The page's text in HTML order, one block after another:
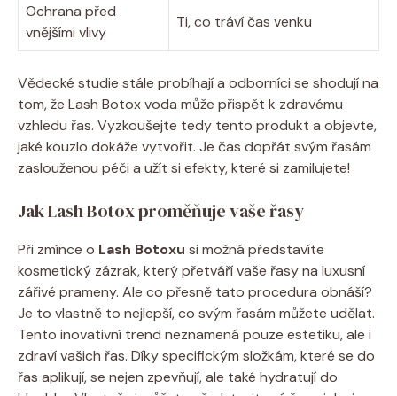
Ochrana před
vnějšími vlivy
Ti, co tráví čas venku
Vědecké studie stále probíhají a odborníci se shodují na
tom, že Lash Botox voda může přispět k zdravému
vzhledu řas. Vyzkoušejte tedy tento produkt a objevte,
jaké kouzlo dokáže vytvořit. Je čas dopřát svým řasám
zaslouženou péči a užít si efekty, které si zamilujete!
Jak Lash Botox proměňuje vaše řasy
Při zmínce o Lash Botoxu si možná představíte
kosmetický zázrak, který přetváří vaše řasy na luxusní
zářivé prameny. Ale co přesně tato procedura obnáší?
Je to vlastně to nejlepší, co svým řasám můžete udělat.
Tento inovativní trend neznamená pouze estetiku, ale i
zdraví vašich řas. Díky specifickým složkám, které se do
řas aplikují, se nejen zpevňují, ale také hydratují do